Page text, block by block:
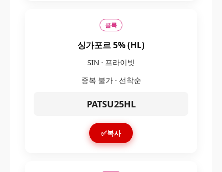
클룩
싱가포르 5% (HL)
SIN · 프라이빗
중복 불가 · 선착순
PATSU25HL
✅복사